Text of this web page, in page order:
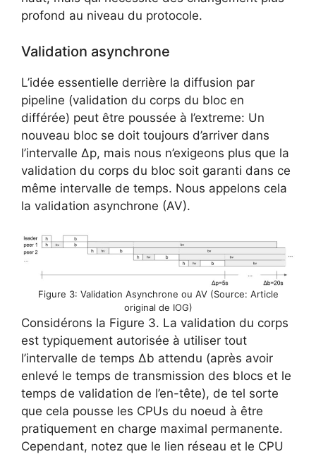
profond au niveau du protocole.
Validation asynchrone
L’idée essentielle derrière la diffusion par
pipeline (validation du corps du bloc en
différée) peut être poussée à l’extreme: Un
nouveau bloc se doit toujours d’arriver dans
l’intervalle Δp, mais nous n’exigeons plus que la
validation du corps du bloc soit garanti dans ce
même intervalle de temps. Nous appelons cela
la validation asynchrone (AV).
Figure 3: Validation Asynchrone ou AV (Source: Article
original de IOG)
Considérons la Figure 3. La validation du corps
est typiquement autorisée à utiliser tout
l’intervalle de temps Δb attendu (après avoir
enlevé le temps de transmission des blocs et le
temps de validation de l’en-tête), de tel sorte
que cela pousse les CPUs du noeud à être
pratiquement en charge maximal permanente.
Cependant, notez que le lien réseau et le CPU